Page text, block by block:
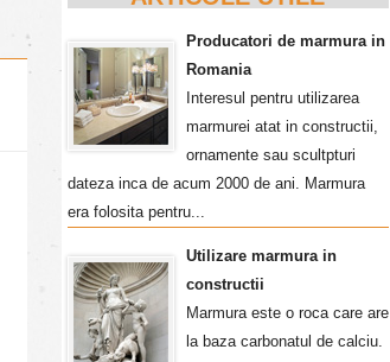
Producatori de marmura in
Romania
Interesul pentru utilizarea
marmurei atat in constructii,
ornamente sau scultpturi
dateza inca de acum 2000 de ani. Marmura
era folosita pentru...
Utilizare marmura in
constructii
Marmura este o roca care are
la baza carbonatul de calciu.